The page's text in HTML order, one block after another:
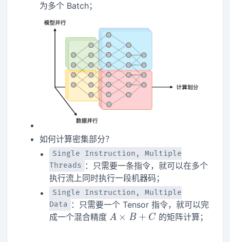
为多个 Batch；
如何计算密集部分？
Single Instruction, Multiple
Threads ：只需要一条指令，就可以在多个
执行流上同时执行一段机器码；
Single Instruction, Multiple
Data ：只需要一个 Tensor 指令，就可以完
成一个混合精度 A\times
A × B + C 的矩阵计算；